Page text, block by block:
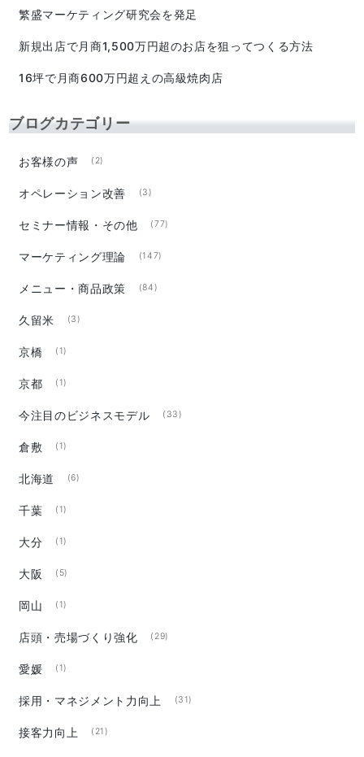
繁盛マーケティング研究会を発足
新規出店で月商1,500万円超のお店を狙ってつくる方法
16坪で月商600万円超えの高級焼肉店
ブログカテゴリー
お客様の声 (2)
オペレーション改善 (3)
セミナー情報・その他 (77)
マーケティング理論 (147)
メニュー・商品政策 (84)
久留米 (3)
京橋 (1)
京都 (1)
今注目のビジネスモデル (33)
倉敷 (1)
北海道 (6)
千葉 (1)
大分 (1)
大阪 (5)
岡山 (1)
店頭・売場づくり強化 (29)
愛媛 (1)
採用・マネジメント力向上 (31)
接客力向上 (21)